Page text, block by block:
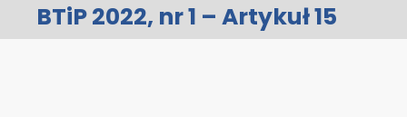
BTiP 2022, nr 1 – Artykuł 15